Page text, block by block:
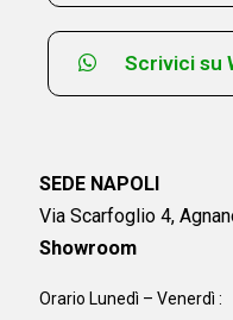
Scrivici su
SEDE NAPOLI
Via Scarfoglio 4,
Showroom
Orario Lunedì – Venerdì :